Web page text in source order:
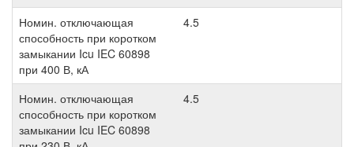
Номин. отключающая
способность при коротком
замыкании Icu IEC 60898
при 400 В, кА
4.5
Номин. отключающая
способность при коротком
замыкании Icu IEC 60898
4.5